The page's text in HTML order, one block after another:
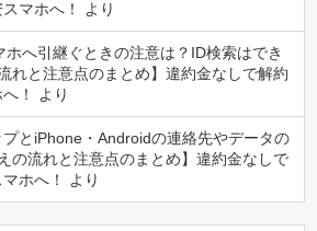
マホへ！ より
へ引継ぐときの注意は？ID検索はでき
れと注意点のまとめ】違約金なしで解約
！
より
とiPhone・Androidの連絡先やデータの
えの流れと注意点のまとめ】違約金なしで
ホへ！
より